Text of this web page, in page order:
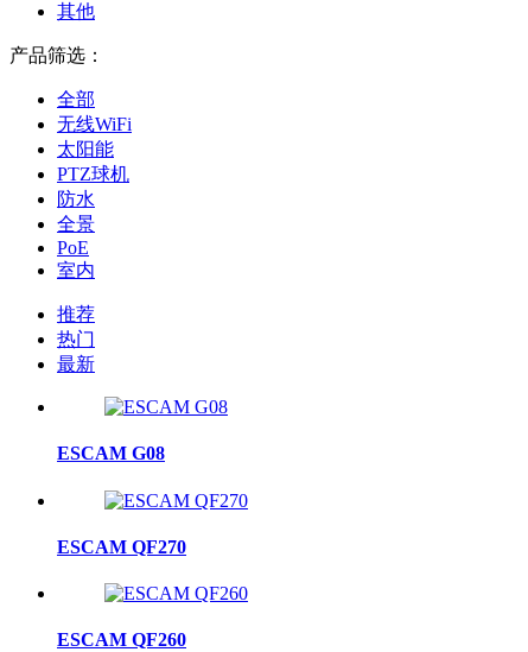
其他
产品筛选：
全部
无线WiFi
太阳能
PTZ球机
防水
全景
PoE
室内
推荐
热门
最新
ESCAM G08
ESCAM QF270
ESCAM QF260